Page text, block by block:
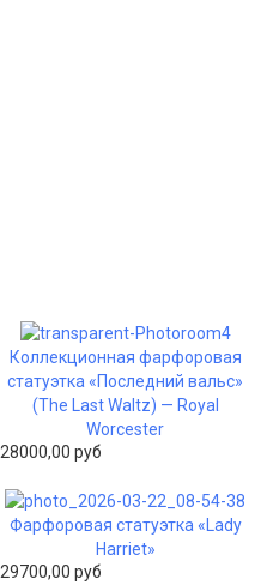
Коллекционная фарфоровая
статуэтка «Последний вальс»
(The Last Waltz) — Royal
Worcester
28000,00 руб
Фарфоровая статуэтка «Lady
Harriet»
29700,00 руб